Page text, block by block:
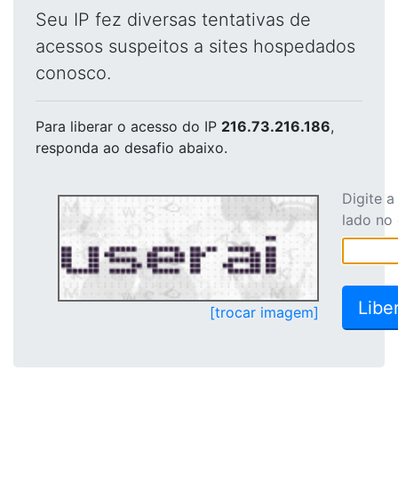
Seu IP fez diversas tentativas de
acessos suspeitos a sites hospedados
conosco.
Para liberar o acesso do IP 216.73.216.186,
responda ao desafio abaixo.
[trocar imagem]
Digite
lado no